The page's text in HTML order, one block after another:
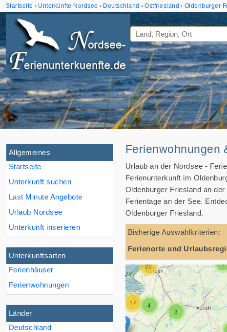
Startseite Unterkünfte Nordsee Deutschland Ostfriesland Oldenburger
Allgemeines
Startseite
Unterkunft suchen
Last Minute Angebote
Urlaub Nordsee
Unterkunft inserieren
Unterkunftsarten
Ferienhäuser
Ferienwohnungen
Länder
Deutschland
Ferienwohnungen
Urlaub an der Nordsee -
Ferienunterkunft im
Oldenburger Friesland an
Ferientage an der See.
Oldenburger Friesland.
Bisherige Auswahlkriterien:
Ferienorte und
4
3
2
13
22
4
17